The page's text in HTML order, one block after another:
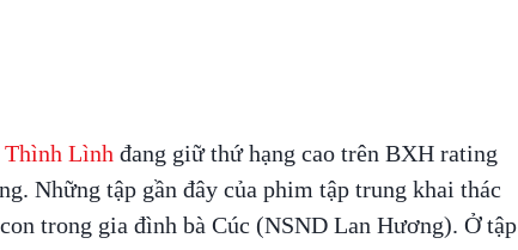
Lình đang giữ thứ hạng cao trên BXH rating
Những tập gần đây của phim tập trung khai thác
trong gia đình bà Cúc (NSND Lan Hương). Ở tập